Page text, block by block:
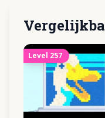
Level 257